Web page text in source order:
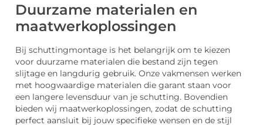
Duurzame materialen en
maatwerkoplossingen
Bij schuttingmontage is het belangrijk om te kiezen
voor duurzame materialen die bestand zijn tegen
slijtage en langdurig gebruik. Onze vakmensen werken
met hoogwaardige materialen die garant staan voor
een langere levensduur van je schutting. Bovendien
bieden wij maatwerkoplossingen, zodat de schutting
perfect aansluit bij jouw specifieke wensen en de stijl